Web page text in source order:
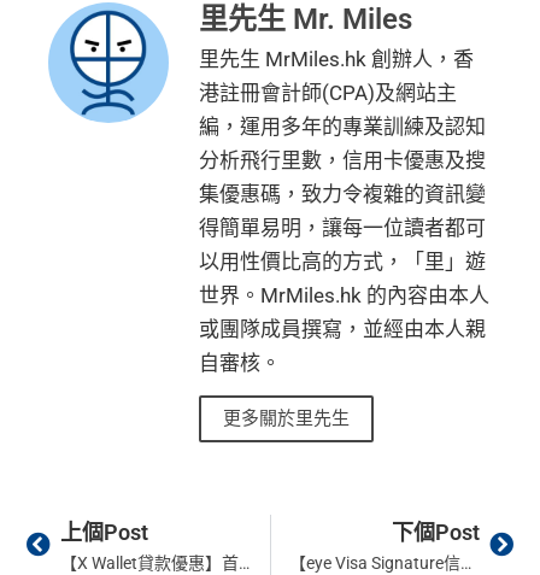
里先生 Mr. Miles
里先生 MrMiles.hk 創辦人，香
港註冊會計師(CPA)及網站主
編，運用多年的專業訓練及認知
分析飛行里數，信用卡優惠及搜
集優惠碼，致力令複雜的資訊變
得簡單易明，讓每一位讀者都可
以用性價比高的方式，「里」遊
世界。MrMiles.hk 的內容由本人
或團隊成員撰寫，並經由本人親
自審核。
更多關於里先生
Prev
上個Post
【X Wallet貸款優惠】首次申請並輸入里先生優惠碼「MR8000」賺HK$8,800*！當中里先生額外800里賞金*，貸款批唔批都賺到！
下個Post
【eye Visa Signature信用卡】全新客戶經里先生成功申請毋須簽賬送$200禮品！迎新簽滿HK$6,000有HK$600現金回贈！本地餐飲、外賣平台及交通簽賬高達11%現金回贈！網購及拍卡支付2%高達現金回贈！獨家大抽獎: 「歐洲坊鐘錶」呈獻譚詠麟 與您「刻骨銘心」世界巡迴演唱會 – 終極篇（香港站）門票2張！